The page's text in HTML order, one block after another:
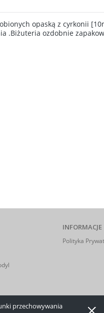
przechowywania
opaską z cyrkonii
.Biżuteria ozdobnie
INFORMACJE
Polityka